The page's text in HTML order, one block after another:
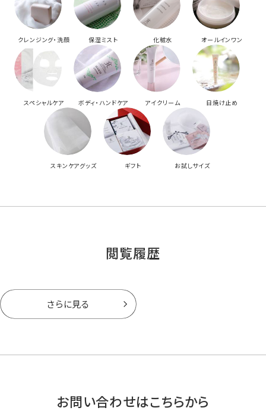
クレンジング・洗顔 保湿ミスト 化粧水 オールインワン
スペシャルケア ボディ・ハンドケア アイクリーム 日焼け止め
スキンケアグッズ ギフト お試しサイズ
閲覧履歴
さらに見る
お問い合わせはこちらから